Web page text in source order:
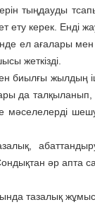
тыңдауды
ету керек. Енді
ел ағалары
жеткізді.
биылғы жылдың
да талқыланып,
мәселелерді
әр апта
тазалық